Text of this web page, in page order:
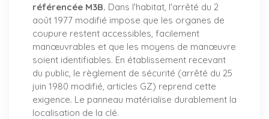
référencée M3B. Dans l'habitat, l'arrêté du 2
août 1977 modifié impose que les organes de
coupure restent accessibles, facilement
manœuvrables et que les moyens de manœuvre
soient identifiables. En établissement recevant
du public, le règlement de sécurité (arrêté du 25
juin 1980 modifié, articles GZ) reprend cette
exigence. Le panneau matérialise durablement la
localisation de la clé.